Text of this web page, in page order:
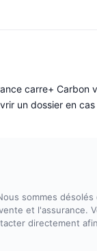
carre+ Carbon
un dossier en cas
sommes
et l'assurance.
directement